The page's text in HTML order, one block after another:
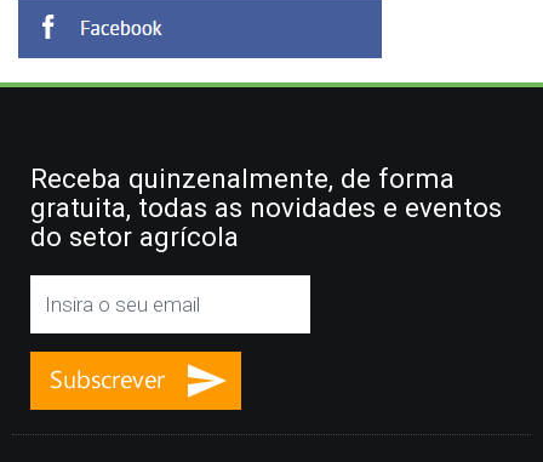
Receba quinzenalmente, de forma
gratuita, todas as novidades e eventos
do setor agrícola